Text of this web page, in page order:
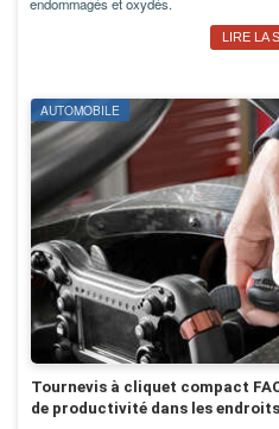
endommagés et oxydés.
LIRE LA
AUTOMOBILE
Tournevis à cliquet compact
de productivité dans les